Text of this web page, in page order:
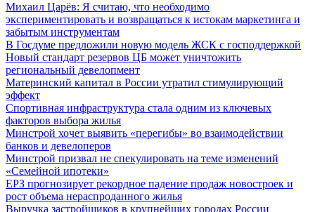
Михаил Царёв: Я считаю, что необходимо
экспериментировать и возвращаться к истокам маркетинга и
забытым инструментам
В Госдуме предложили новую модель ЖСК с господдержкой
Новый стандарт резервов ЦБ может уничтожить
региональный девелопмент
Материнский капитал в России утратил стимулирующий
эффект
Спортивная инфраструктура стала одним из ключевых
факторов выбора жилья
Минстрой хочет выявить «перегибы» во взаимодействии
банков и девелоперов
Минстрой призвал не спекулировать на теме изменений
«Семейной ипотеки»
ЕРЗ прогнозирует рекордное падение продаж новостроек и
рост объема нераспроданного жилья
Выручка застройщиков в крупнейших городах России